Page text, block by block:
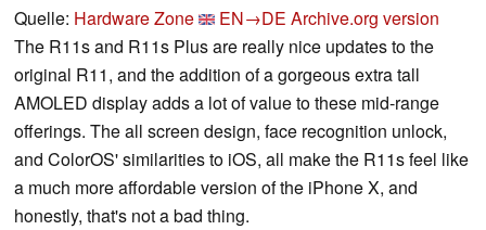
Quelle: Hardware Zone EN→DE Archive.org version
The R11s and R11s Plus are really nice updates to the
original R11, and the addition of a gorgeous extra tall
AMOLED display adds a lot of value to these mid-range
offerings. The all screen design, face recognition unlock,
and ColorOS' similarities to iOS, all make the R11s feel like
a much more affordable version of the iPhone X, and
honestly, that's not a bad thing.